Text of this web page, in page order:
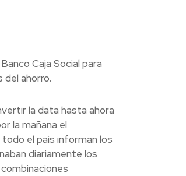
Caja Social para
del ahorro.
la data hasta ahora
la mañana el
el país informan los
diariamente los